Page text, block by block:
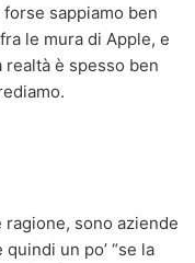
sappiamo ben
le mura di Apple, e
è spesso ben
sono aziende
un po’ “se la